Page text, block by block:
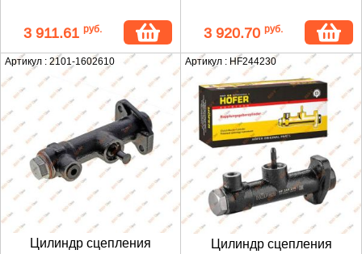
3 911.61 руб. 3 920.70 руб.
Артикул : 2101-1602610
Цилиндр сцепления
Артикул : HF244230
Цилиндр сцепления